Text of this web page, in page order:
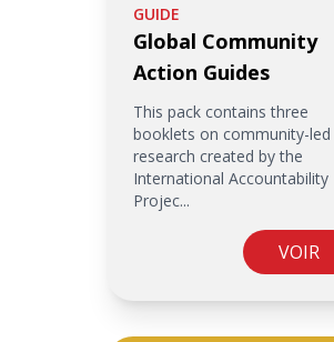
GUIDE
Global Community
Action Guides
This pack contains three
booklets on community-led
research created by the
International Accountability
Projec...
VOIR